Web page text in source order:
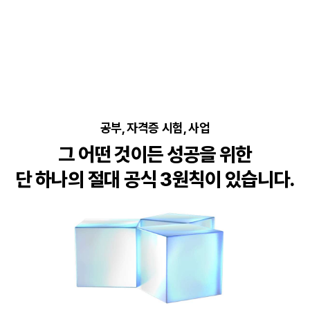
공부, 자격증 시험, 사업
그 어떤 것이든 성공을 위한
단 하나의 절대 공식 3원칙이 있습니다.